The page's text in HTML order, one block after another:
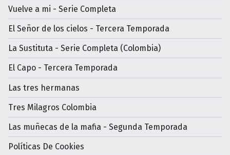
Vuelve a mi - Serie Completa
El Señor de los cielos - Tercera Temporada
La Sustituta - Serie Completa (Colombia)
El Capo - Tercera Temporada
Las tres hermanas
Tres Milagros Colombia
Las muñecas de la mafia - Segunda Temporada
Políticas De Cookies